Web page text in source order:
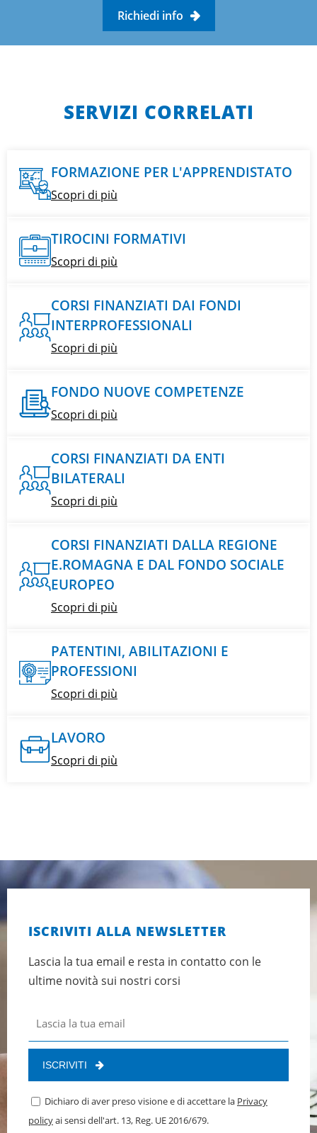
Richiedi info
SERVIZI CORRELATI
FORMAZIONE PER L'APPRENDISTATO
Scopri di più
TIROCINI FORMATIVI
Scopri di più
CORSI FINANZIATI DAI FONDI
INTERPROFESSIONALI
Scopri di più
FONDO NUOVE COMPETENZE
Scopri di più
CORSI FINANZIATI DA ENTI
BILATERALI
Scopri di più
CORSI FINANZIATI DALLA REGIONE
E.ROMAGNA E DAL FONDO SOCIALE
EUROPEO
Scopri di più
PATENTINI, ABILITAZIONI E
PROFESSIONI
Scopri di più
LAVORO
Scopri di più
ISCRIVITI ALLA NEWSLETTER
Lascia la tua email e resta in contatto con le
ultime novità sui nostri corsi
ISCRIVITI
Dichiaro di aver preso visione e di accettare la Privacy
policyai sensi dell'art. 13, Reg. UE 2016/679.